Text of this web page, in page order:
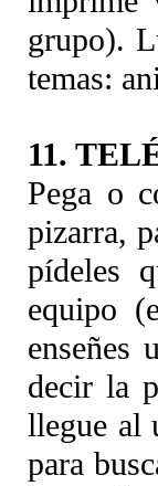
grupo).
temas:
11.
Pega o
pizarra,
pídeles
equipo
enseñes
decir la
llegue al
para